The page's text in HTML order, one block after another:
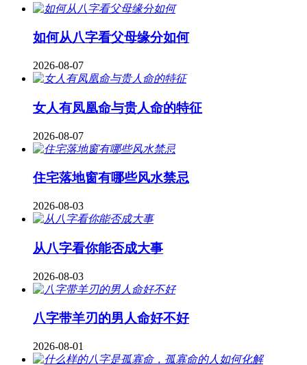
如何从八字看父母缘分如何
2026-08-07
女人有凤凰命与贵人命的特征
2026-08-07
住宅落地窗有哪些风水禁忌
2026-08-03
从八字看你能否成大事
2026-08-03
八字带羊刃的男人命好不好
2026-08-01